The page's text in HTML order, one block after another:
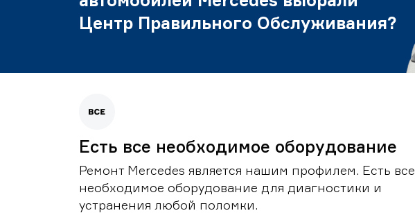
Центр Правильного Обслуживания?
Есть все необходимое оборудование
Ремонт Mercedes является нашим профилем. Есть все
необходимое оборудование для диагностики и
устранения любой поломки.